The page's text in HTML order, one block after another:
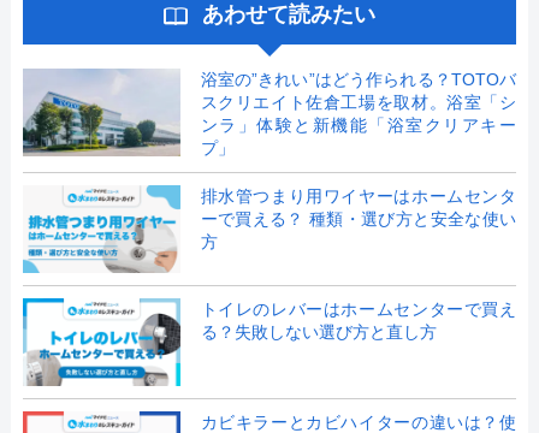
あわせて読みたい
浴室の”きれい”はどう作られる？TOTOバ
スクリエイト佐倉工場を取材。浴室「シ
ンラ」体験と新機能「浴室クリアキー
プ」
排水管つまり用ワイヤーはホームセンタ
ーで買える？ 種類・選び方と安全な使い
方
トイレのレバーはホームセンターで買え
る？失敗しない選び方と直し方
カビキラーとカビハイターの違いは？使